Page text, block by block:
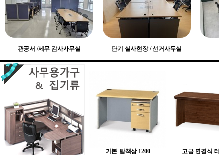
관공서 /세무 감사사무실 단기 실사현장 / 선거사무실
기본-탑책상 1200 고급 연결식